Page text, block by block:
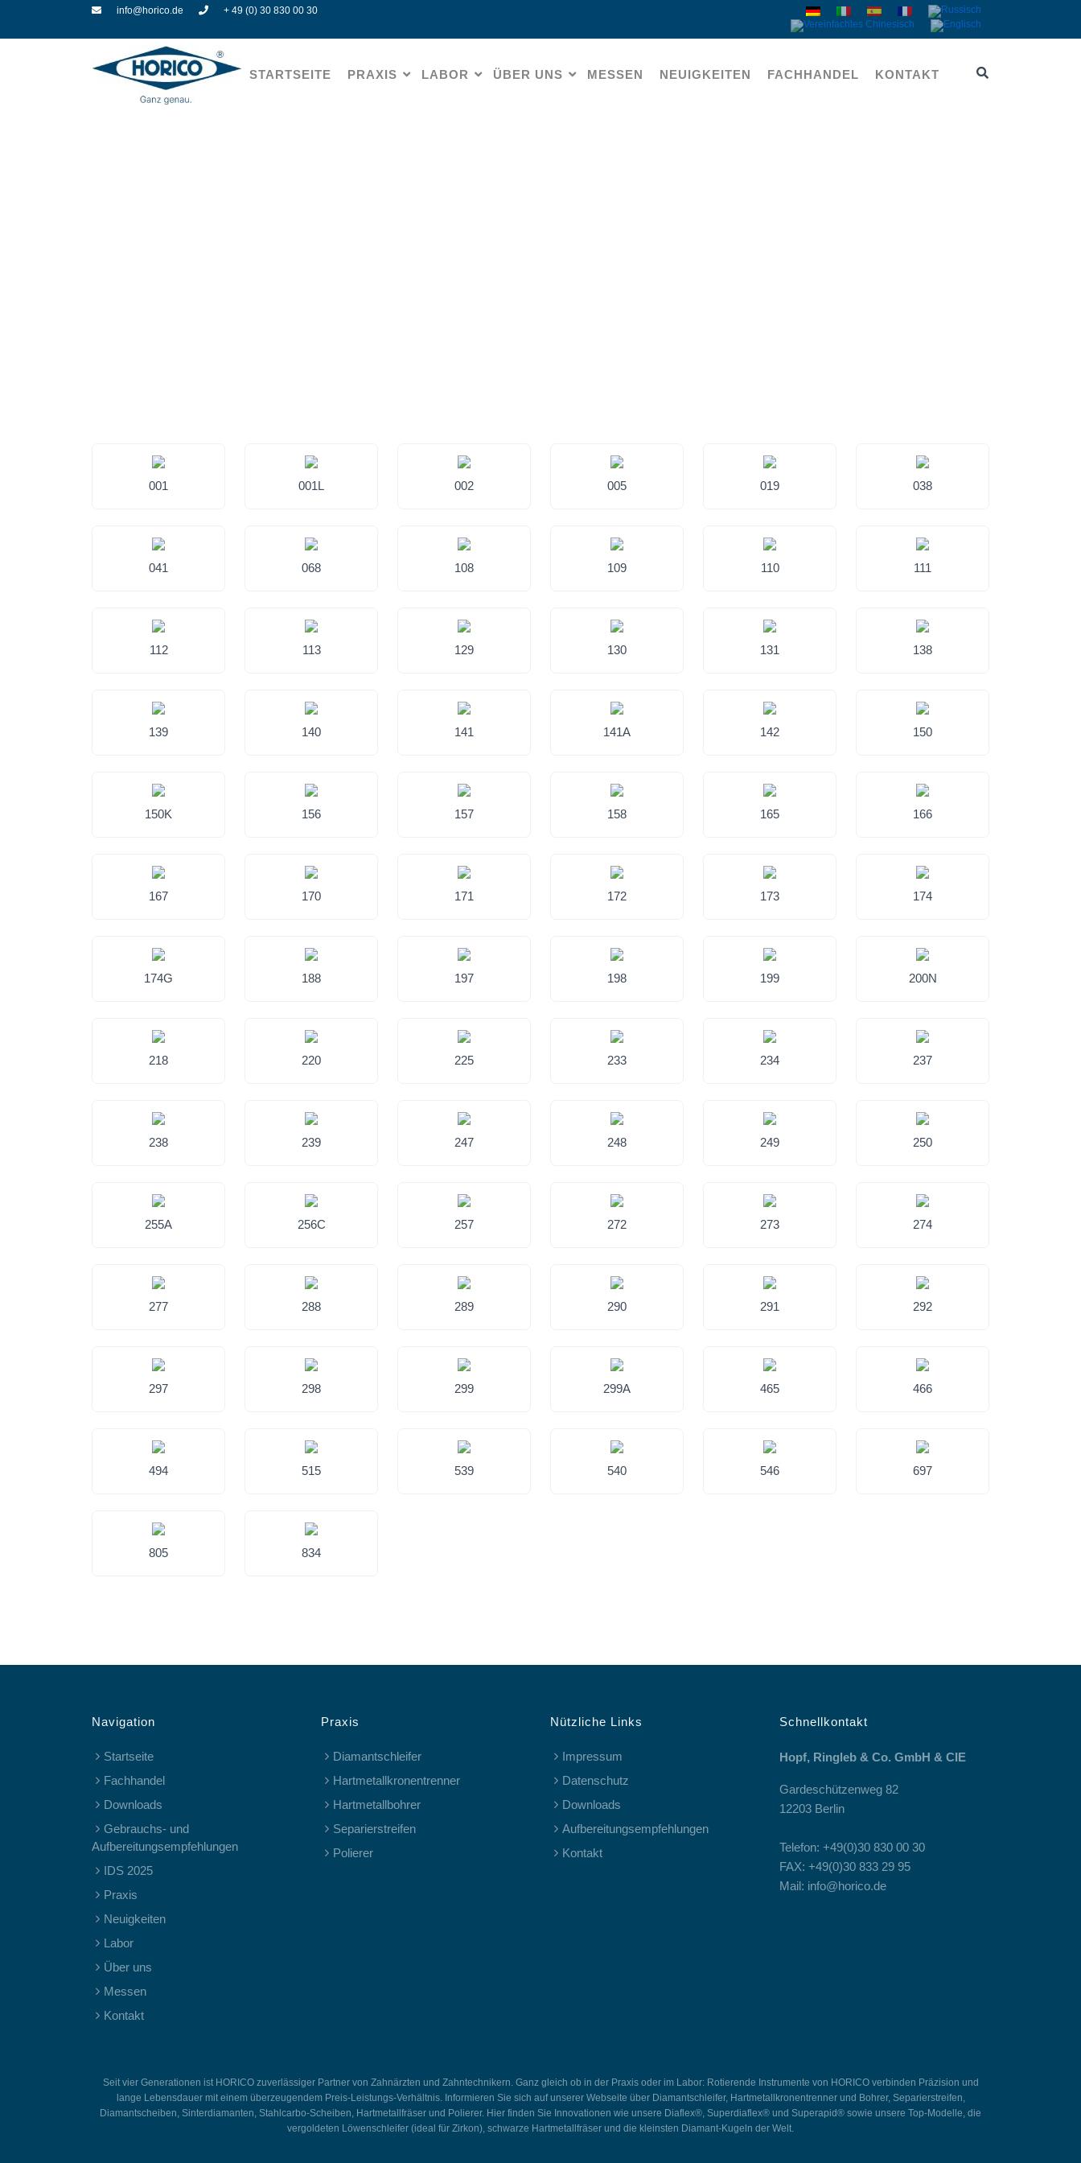
info@horico.de + 49 (0) 30 830 00 30
STARTSEITE PRAXIS LABOR ÜBER UNS MESSEN NEUIGKEITEN FACHHANDEL KONTAKT
001 001L 002 005 019 038
041 068 108 109 110 111
112 113 129 130 131 138
139 140 141 141A 142 150
150K 156 157 158 165 166
167 170 171 172 173 174
174G 188 197 198 199 200N
218 220 225 233 234 237
238 239 247 248 249 250
255A 256C 257 272 273 274
277 288 289 290 291 292
297 298 299 299A 465 466
494 515 539 540 546 697
805 834
Navigation
Startseite
Fachhandel
Downloads
Gebrauchs- und
Aufbereitungsempfehlungen
IDS 2025
Praxis
Neuigkeiten
Labor
Über uns
Messen
Kontakt
Praxis
Diamantschleifer
Hartmetallkronentrenner
Hartmetallbohrer
Separierstreifen
Polierer
Nützliche Links
Impressum
Datenschutz
Downloads
Aufbereitungsempfehlungen
Kontakt
Schnellkontakt
Hopf, Ringleb & Co. GmbH & CIE
Gardeschützenweg 82
12203 Berlin
Telefon: +49(0)30 830 00 30
FAX: +49(0)30 833 29 95
Mail: info@horico.de
Seit vier Generationen ist HORICO zuverlässiger Partner von Zahnärzten und Zahntechnikern. Ganz gleich ob in der Praxis oder im Labor: Rotierende Instrumente von HORICO verbinden Präzision und
lange Lebensdauer mit einem überzeugendem Preis-Leistungs-Verhältnis. Informieren Sie sich auf unserer Webseite über Diamantschleifer, Hartmetallkronentrenner und Bohrer, Separierstreifen,
Diamantscheiben, Sinterdiamanten, Stahlcarbo-Scheiben, Hartmetallfräser und Polierer. Hier finden Sie Innovationen wie unsere Diaflex®, Superdiaflex® und Superapid® sowie unsere Top-Modelle, die
vergoldeten Löwenschleifer (ideal für Zirkon), schwarze Hartmetallfräser und die kleinsten Diamant-Kugeln der Welt.